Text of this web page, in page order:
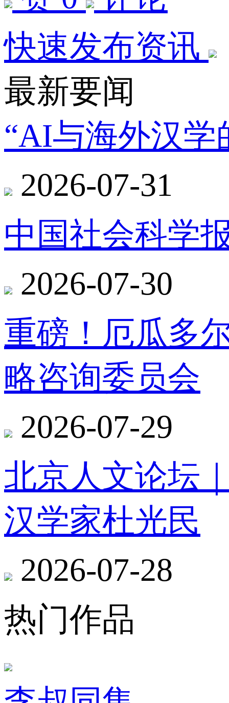
快速发布资讯
最新要闻
“AI与海外汉学
2026-07-31
中国社会科学
2026-07-30
重磅！厄瓜多
略咨询委员会
2026-07-29
北京人文论坛
汉学家杜光民
2026-07-28
热门作品